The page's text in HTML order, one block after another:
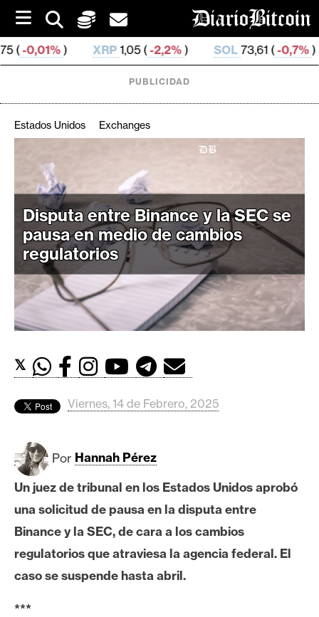
i
p
t
o
XRP1,05 ( -2,2%) SOL73,61 ( -0,7% ) TRX
C
r
i
p
t
o
M
e
o
i
c
o
i
n
PUBLICIDAD
Estados Unidos Exchanges
Disputa entre Binance y la SEC se
pausa en medio de cambios
regulatorios
𝕏
Viernes, 14 de Febrero, 2025
Por Hannah Pérez
Un juez de tribunal en los Estados Unidos aprobó
una solicitud de pausa en la disputa entre
Binance y la SEC, de cara a los cambios
regulatorios que atraviesa la agencia federal. El
caso se suspende hasta abril.
***